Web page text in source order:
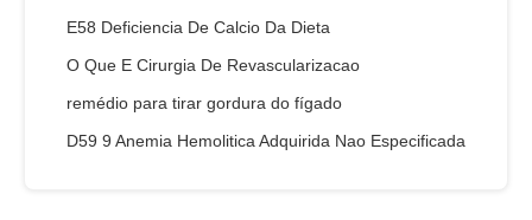
E58 Deficiencia De Calcio Da Dieta
O Que E Cirurgia De Revascularizacao
remédio para tirar gordura do fígado
D59 9 Anemia Hemolitica Adquirida Nao Especificada